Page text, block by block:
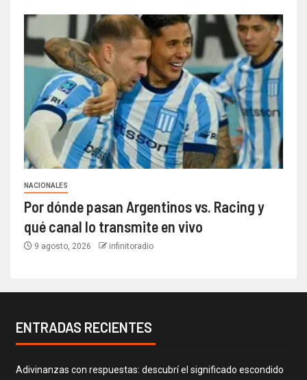
NACIONALES
Por dónde pasan Argentinos vs. Racing y
qué canal lo transmite en vivo
9 agosto, 2026 infinitoradio
ENTRADAS RECIENTES
Adivinanzas con respuestas: descubrí el significado escondido